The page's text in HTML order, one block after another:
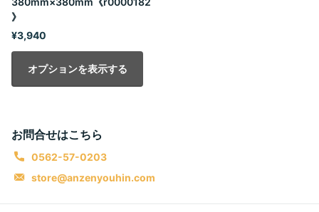
》
¥3,940
オプションを表示する
お問合せはこちら
0562-57-0203
store@anzenyouhin.com